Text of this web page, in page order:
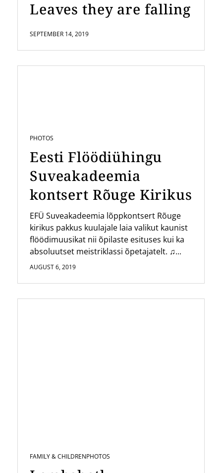
Leaves they are falling
SEPTEMBER 14, 2019
PHOTOS
Eesti Flöödiühingu
Suveakadeemia
kontsert Rõuge Kirikus
EFÜ Suveakadeemia lõppkontsert Rõuge
kirikus pakkus kuulajale laia valikut kaunist
flöödimuusikat nii õpilaste esituses kui ka
absoluutset meistriklassi õpetajatelt. ♫...
AUGUST 6, 2019
FAMILY & CHILDRENPHOTOS